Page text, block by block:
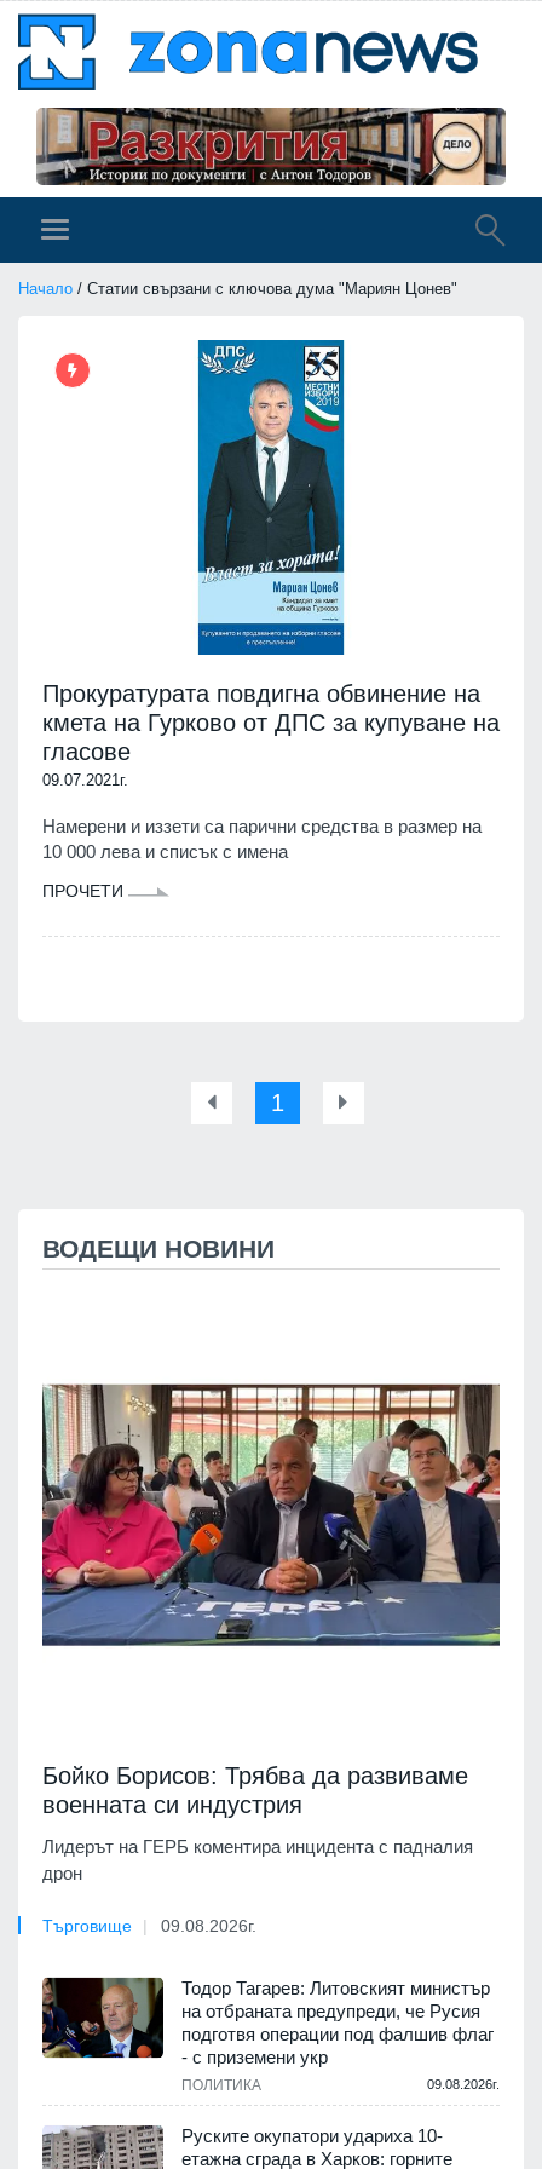
Начало / Статии свързани с ключова дума "Мариян Цонев"
Прокуратурата повдигна обвинение на
кмета на Гурково от ДПС за купуване на
гласове
09.07.2021г.
Намерени и иззети са парични средства в размер на
10 000 лева и списък с имена
ПРОЧЕТИ
1
ВОДЕЩИ НОВИНИ
Бойко Борисов: Трябва да развиваме
военната си индустрия
Лидерът на ГЕРБ коментира инцидента с падналия
дрон
Търговище 09.08.2026г.
Тодор Тагарев: Литовският министър
на отбраната предупреди, че Русия
подготвя операции под фалшив флаг
- с приземени укр
ПОЛИТИКА 09.08.2026г.
Руските окупатори удариха 10-
етажна сграда в Харков: горните